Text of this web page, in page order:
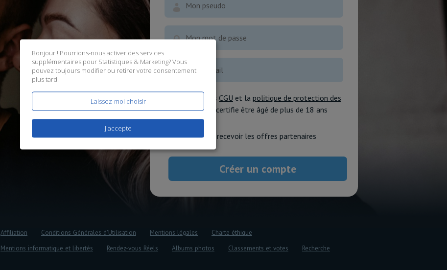
J'accepte les CGU et la politique de protection des
données, et certifie être âgé de plus de 18 ans
J'accepte de recevoir les offres partenaires
Affiliation Conditions Générales d'Utilisation Mentions légales
Charte éthique
Mentions informatique et libertés
Rendez-vous Réels Albums photos Classements et votes Recherche
Bonjour ! Pourrions-nous activer des services
supplémentaires pour Statistiques & Marketing? Vous
pouvez toujours modifier ou retirer votre consentement
plus tard.
Laissez-moi choisir
J'accepte